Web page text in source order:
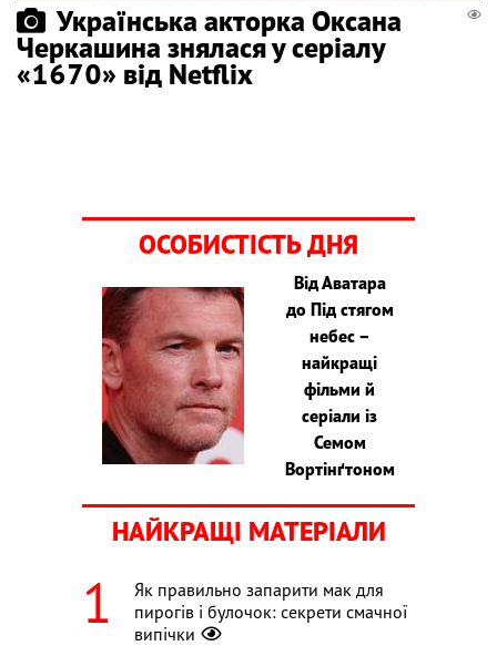
Українська акторка Оксана
Черкашина знялася у серіалу
«1670» від Netflix
ОСОБИСТІСТЬ ДНЯ
Від Аватара
до Під стягом
небес –
найкращі
фільми й
серіали із
Семом
Вортінґтоном
НАЙКРАЩІ МАТЕРІАЛИ
Як правильно запарити мак для
пирогів і булочок: секрети смачної
випічки